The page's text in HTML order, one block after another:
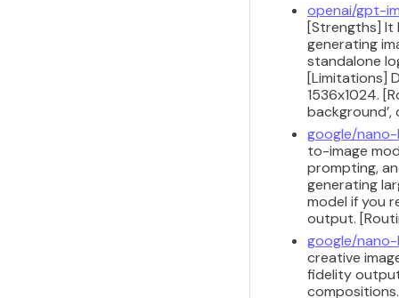
openai/gpt-
[Strengths] It
generating
standalone
[Limitations]
1536x1024.
background’,
google/
to-image
prompting,
generating
model if you
output.
google/
creative
fidelity